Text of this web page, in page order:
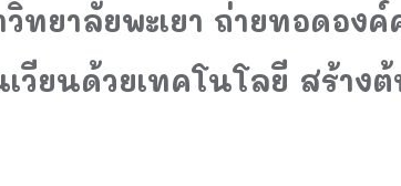
ทยาลัยพะเยา ถ่ายทอดอง
วียนด้วยเทคโนโลยี สร้าง